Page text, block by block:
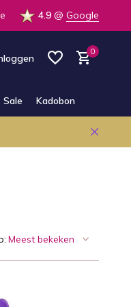
mail en Whatsapp
4.9 @ Google
0
Sale Kadobon